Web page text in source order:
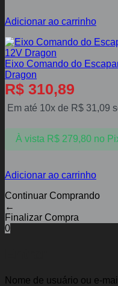
Adicionar ao carrinho
Eixo Comando do
Dragon
R$ 310,89
Em até 10x de R$ 31,09
À vista R$279,80 no
Adicionar ao carrinho
Continuar Comprando
←
Finalizar Compra
0
Nome de usuário ou e-mail